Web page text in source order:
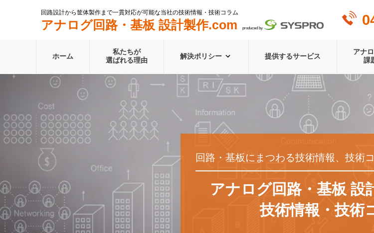
回路設計から筐体製作まで一貫対応が可能な当社の技術情報・技術コラム
アナログ回路・基板 設計製作.com produced by
ホーム
私たちが
選ばれる理由
解決ポリシー 提供するサービス
アナ
課
回路・基板にまつわる技術情報、技術
アナログ回路・基板 設
技術情報・技術